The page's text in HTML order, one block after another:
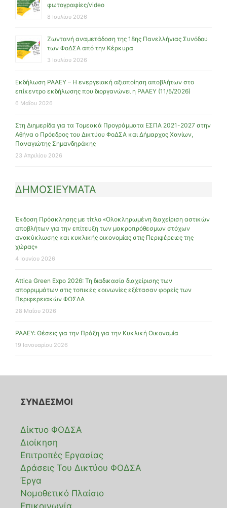
φωτογραφίες/video
8 Ιουλίου 2026
Ζωντανή αναμετάδοση της 18ης Πανελλήνιας Συνόδου
των ΦοΔΣΑ από την Κέρκυρα
3 Ιουλίου 2026
Εκδήλωση ΡΑΑΕΥ – Η ενεργειακή αξιοποίηση αποβλήτων στο
επίκεντρο εκδήλωσης που διοργανώνει η ΡΑΑΕΥ (11/5/2026)
6 Μαΐου 2026
Στη Διημερίδα για τα Τομεακά Προγράμματα ΕΣΠΑ 2021-2027 στην
Αθήνα ο Πρόεδρος του Δικτύου ΦοΔΣΑ και Δήμαρχος Χανίων,
Παναγιώτης Σημανδηράκης
23 Απριλίου 2026
ΔΗΜΟΣΙΕΥΜΑΤΑ
Έκδοση Πρόσκλησης με τίτλο «Ολοκληρωμένη διαχείριση αστικών
αποβλήτων για την επίτευξη των μακροπρόθεσμων στόχων
ανακύκλωσης και κυκλικής οικονομίας στις Περιφέρειες της
χώρας»
4 Ιουνίου 2026
Attica Green Expo 2026: Τη διαδικασία διαχείρισης των
απορριμμάτων στις τοπικές κοινωνίες εξέτασαν φορείς των
Περιφερειακών ΦΟΣΔΑ
28 Μαΐου 2026
ΡΑΑΕΥ: Θέσεις για την Πράξη για την Κυκλική Οικονομία
19 Ιανουαρίου 2026
ΣΥΝΔΕΣΜΟΙ
Δίκτυο ΦΟΔΣΑ
Διοίκηση
Επιτροπές Εργασίας
Δράσεις Του Δικτύου ΦΟΔΣΑ
Έργα
Νομοθετικό Πλαίσιο
Επικοινωνία